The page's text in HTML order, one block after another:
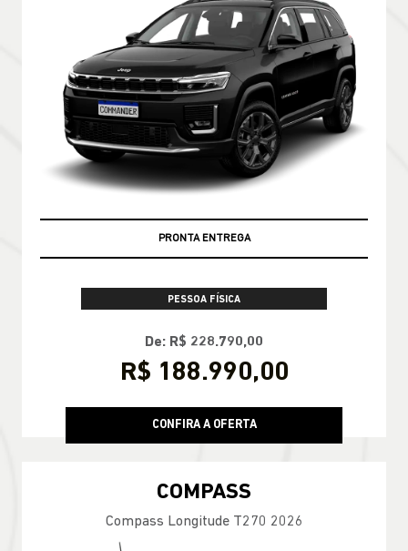
PRONTA ENTREGA
PESSOA FÍSICA
De: R$ 228.790,00
R$ 188.990,00
CONFIRA A OFERTA
COMPASS
Compass Longitude T270 2026